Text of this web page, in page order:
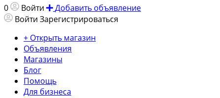
0 Войти
Добавить объявление
Войти Зарегистрироваться
+ Открыть магазин
Объявления
Магазины
Блог
Помощь
Для бизнеса